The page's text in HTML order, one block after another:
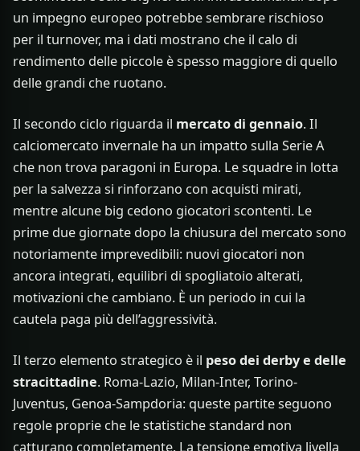
un impegno europeo potrebbe sembrare rischioso
per il turnover, ma i dati mostrano che il calo di
rendimento delle piccole è spesso maggiore di quello
delle grandi che ruotano.
Il secondo ciclo riguarda il mercato di gennaio. Il
calciomercato invernale ha un impatto sulla Serie A
che non trova paragoni in Europa. Le squadre in lotta
per la salvezza si rinforzano con acquisti mirati,
mentre alcune big cedono giocatori scontenti. Le
prime due giornate dopo la chiusura del mercato sono
notoriamente imprevedibili: nuovi giocatori non
ancora integrati, equilibri di spogliatoio alterati,
motivazioni che cambiano. È un periodo in cui la
cautela paga più dell’aggressività.
Il terzo elemento strategico è il peso dei derby e delle
stracittadine. Roma-Lazio, Milan-Inter, Torino-
Juventus, Genoa-Sampdoria: queste partite seguono
regole proprie che le statistiche standard non
catturano completamente. La tensione emotiva livella